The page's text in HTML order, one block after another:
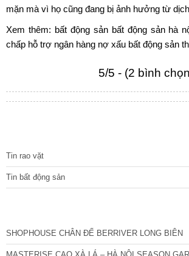
mặn mà vì họ cũng đang bị ảnh hưởng từ
Xem thêm: bất động sản bất động sản hà
chấp hỗ trợ ngân hàng nợ xấu bất động sản
5/5 - (2 bình
Tin rao vặt
Tin bất động sản
SHOPHOUSE CHÂN ĐẾ BERRIVER LONG BIÊN